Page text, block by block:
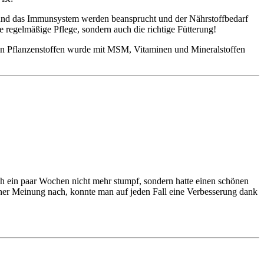
das Immunsystem werden beansprucht und der Nährstoffbedarf
Pflege, sondern auch die richtige Fütterung!
Pflanzenstoffen wurde mit MSM, Vitaminen und Mineralstoffen
paar Wochen nicht mehr stumpf, sondern hatte einen schönen
Meinung nach, konnte man auf jeden Fall eine Verbesserung dank